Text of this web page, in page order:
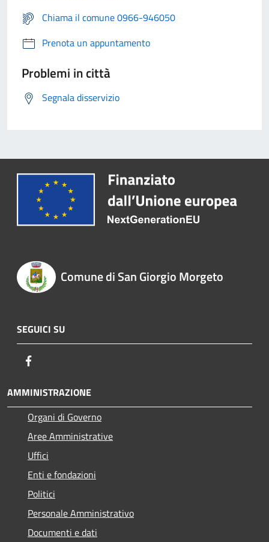
Chiama il comune 0966-946050
Prenota un appuntamento
Problemi in città
Segnala disservizio
Comune di San Giorgio Morgeto
SEGUICI SU
AMMINISTRAZIONE
Organi di Governo
Aree Amministrative
Uffici
Enti e fondazioni
Politici
Personale Amministrativo
Documenti e dati